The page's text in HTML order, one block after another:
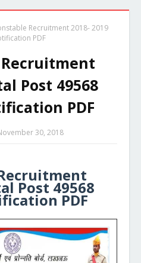
Recruitment 2018- 2019
PDF
Recruitment
Post 49568
PDF
30, 2018
Post 49568
PDF